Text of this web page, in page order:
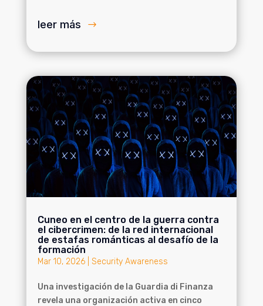
leer más
Cuneo en el centro de la guerra contra
el cibercrimen: de la red internacional
de estafas románticas al desafío de la
formación
Mar 10, 2026| Security Awareness
Una investigación de la Guardia di Finanza
revela una organización activa en cinco